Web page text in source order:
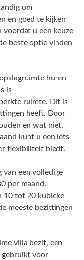
om
en goed te kijken
voordat u een keuze
beste optie vinden
huren
is
ruimte. Dit is
heeft. Door
en wat niet,
kunt u een iets
flexibiliteit biedt.
van een volledige
per maand.
10 tot 20 kubieke
meeste bezittingen
villa bezit, een
gebruikt voor